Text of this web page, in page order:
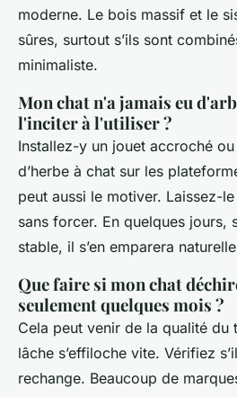
moderne. Le bois massif et le
sûres, surtout s’ils sont
minimaliste.
Mon chat n'a jamais eu
l'inciter à l'utiliser ?
Installez-y un jouet accroché
d’herbe à chat sur les
peut aussi le motiver. Laissez-
sans forcer. En quelques jours,
stable, il s’en emparera
Que faire si mon chat
seulement quelques mois ?
Cela peut venir de la qualité du
lâche s’effiloche vite. Vérifiez
rechange. Beaucoup de